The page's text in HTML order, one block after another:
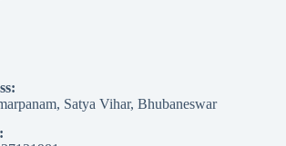
Satya Vihar, Bhubaneswar